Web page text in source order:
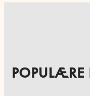
POPULÆRE